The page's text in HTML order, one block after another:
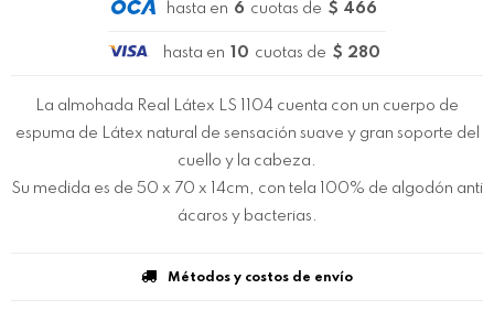
hasta en 6 cuotas de $ 466
hasta en 10 cuotas de $ 280
La almohada Real Látex LS 1104 cuenta con un cuerpo de
espuma de Látex natural de sensación suave y gran soporte del
cuello y la cabeza.
Su medida es de 50 x 70 x 14cm, con tela 100% de algodón anti
ácaros y bacterias.
Métodos y costos de envío